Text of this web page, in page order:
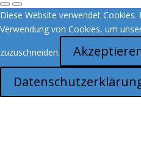
Diese Website verwendet
Verwendung von Cookies, um
zuzuschneiden.